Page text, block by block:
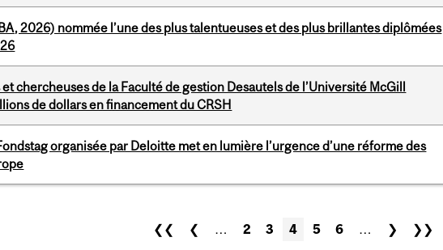
2026) nommée l’une des plus talentueuses et des plus brillantes diplômées
chercheuses de la Faculté de gestion Desautels de l’Université McGill
de dollars en financement du CRSH
organisée par Deloitte met en lumière l’urgence d’une réforme des
❮❮ ❮ … 2 3 4 5 6 … ❯ ❯❯